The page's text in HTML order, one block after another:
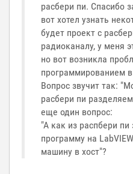
расбери пи. Спасибо
вот хотел узнать
будет проект с
радиоканалу, у меня
но вот возникла
программированием
Вопрос звучит так:
расбери пи
еще один вопрос:
"А как из распбери
программу на
машину в хост"?